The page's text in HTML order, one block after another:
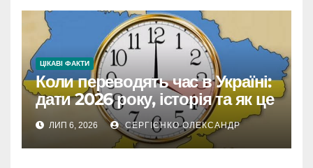
ЦІКАВІ ФАКТИ
Коли переводять час в Україні:
дати 2026 року, історія та як це
впливає на життя
ЛИП 6, 2026 СЕРГІЄНКО ОЛЕКСАНДР